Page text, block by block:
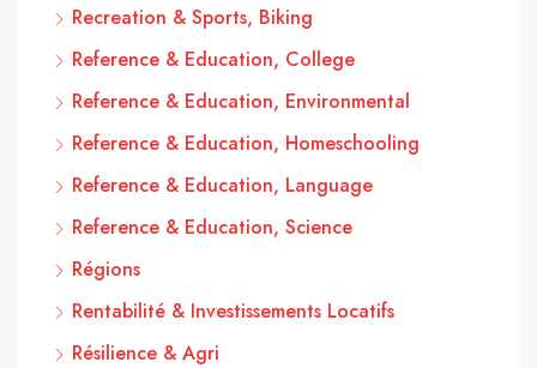
Recreation & Sports, Biking
Reference & Education, College
Reference & Education, Environmental
Reference & Education, Homeschooling
Reference & Education, Language
Reference & Education, Science
Régions
Rentabilité & Investissements Locatifs
Résilience & Agri